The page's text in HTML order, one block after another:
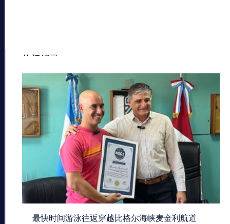
热门纪录
最快时间游泳往返穿越比格尔海峡麦金利航道